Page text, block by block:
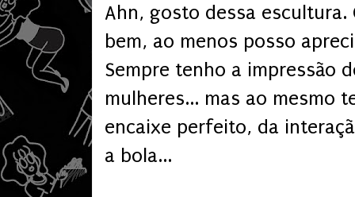
Ahn, gosto dessa escultura.
bem, ao menos posso
Sempre tenho a impressão
mulheres... mas ao mesmo
encaixe perfeito, da
a bola...